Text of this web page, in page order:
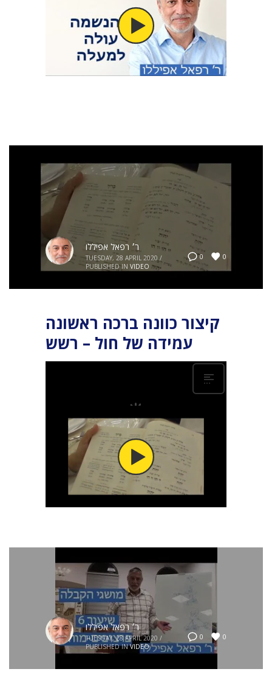
בשעה שהאדם עולה למטתו לישון כל לילה ולילה,
נשמתו יוצאת ממנו ונדונה לפני הבית דין של הקב”ה
בעצמו ולא בשאר בתי דינים.
0 0
ר׳ רפאל אפיללו
TUESDAY, 28 APRIL 2020 /
PUBLISHED IN VIDEO
קיצור כוונה ברכה ראשונה
עמידה של חול – רשש
קיצור כוונה ברכה ראשונה עמידה של חול
0 0
ר׳ רפאל אפיללו
TUESDAY, 28 APRIL 2020 /
PUBLISHED IN VIDEO